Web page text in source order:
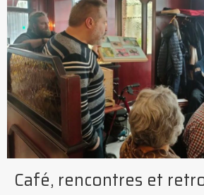
Café, rencontres et